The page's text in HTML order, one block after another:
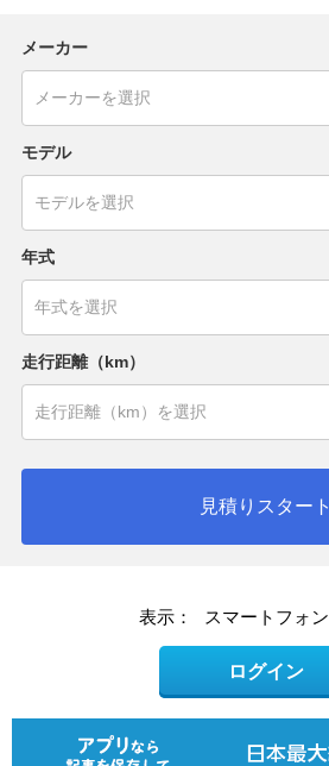
メーカー
モデル
年式
走行距離（km）
見積りスタート
表示： スマートフォン
ログイン